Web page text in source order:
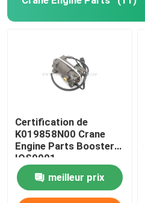
Certification de
K019858N00 Crane
Engine Parts Booster
IOS9001
meilleur prix